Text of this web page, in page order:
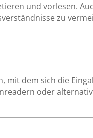
und vorlesen.
zu
dem sich die
oder